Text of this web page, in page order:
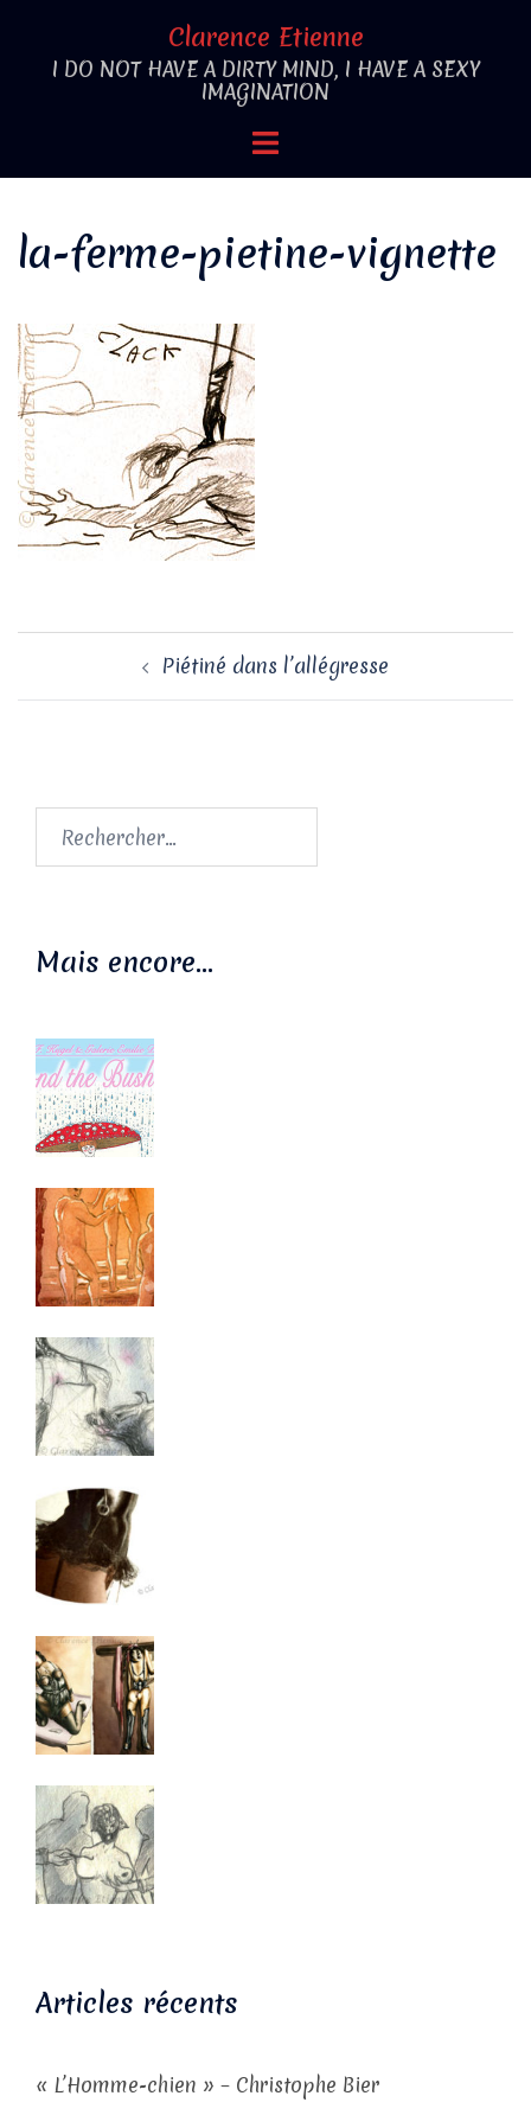
contenu
Clarence Etienne
I DO NOT HAVE A DIRTY MIND, I HAVE A SEXY
IMAGINATION
Ouvrir/fermer
la-ferme-pietine-vignette
NavigationPiétiné dans l’allégresse
Rechercher :
Mais encore…
Articles récents
« L’Homme-chien » – Christophe Bier